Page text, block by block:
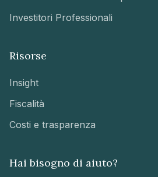
Investitori Professionali
Risorse
Insight
Fiscalità
Costi e trasparenza
Hai bisogno di aiuto?